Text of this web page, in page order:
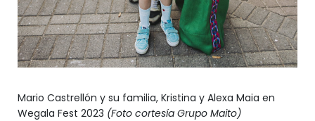
Mario Castrellón y su familia, Kristina y Alexa Maia en
Wegala Fest 2023 (Foto cortesía Grupo Maito)